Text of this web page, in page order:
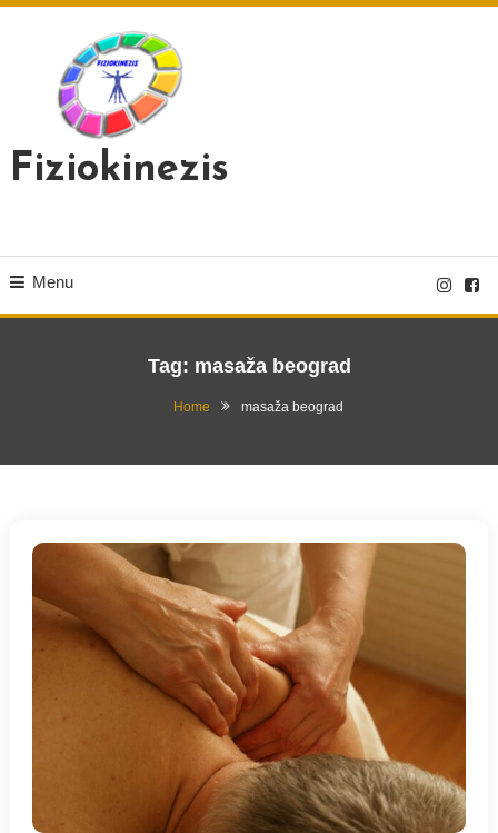
Fiziokinezis
Menu
Tag: masaža beograd
Home masaža beograd